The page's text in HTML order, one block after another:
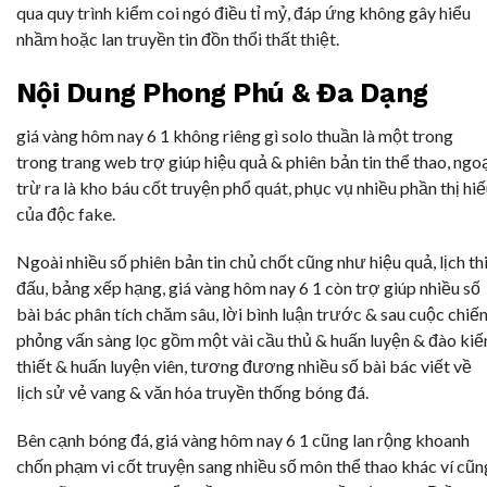
qua quy trình kiểm coi ngó điều tỉ mỷ, đáp ứng không gây hiểu
nhầm hoặc lan truyền tin đồn thổi thất thiệt.
Nội Dung Phong Phú & Đa Dạng
giá vàng hôm nay 6 1 không riêng gì solo thuần là một trong
trong trang web trợ giúp hiệu quả & phiên bản tin thể thao,
trừ ra là kho báu cốt truyện phổ quát, phục vụ nhiều phần thị
của độc fake.
Ngoài nhiều số phiên bản tin chủ chốt cũng như hiệu quả, lịch thi
đấu, bảng xếp hạng, giá vàng hôm nay 6 1 còn trợ giúp nhiều số
bài bác phân tích chăm sâu, lời bình luận trước & sau cuộc
phỏng vấn sàng lọc gồm một vài cầu thủ & huấn luyện & đào
thiết & huấn luyện viên, tương đương nhiều số bài bác viết về
lịch sử vẻ vang & văn hóa truyền thống bóng đá.
Bên cạnh bóng đá, giá vàng hôm nay 6 1 cũng lan rộng khoanh
chốn phạm vi cốt truyện sang nhiều số môn thể thao khác ví